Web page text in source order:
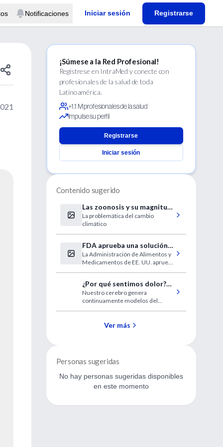
Notificaciones Iniciar sesión Registrarse
¡Súmese a la Red Profesional!
Regístrese en IntraMed y conecte con
profesionales de la salud de toda
Latinoamérica.
+1.1 M profesionales de la salud
Impulse su perfil
Registrarse
Iniciar sesión
Contenido sugerido
Las zoonosis y su magnitud
epidemiológica
La problemática del cambio
climático
FDA aprueba una solución
oftálmica para la presbicia
La Administración de Alimentos y
Medicamentos de EE. UU. aprueba
primera y única gota para los ojos
para tratar la presbicia (visión
cercana borrosa relacionada con la
edad)
¿Por qué sentimos dolor?
(audiovisual II)
Nuestro cerebro genera
continuamente modelos del
está sucediendo en cada
Ver más
Personas sugeridas
No hay personas sugeridas disponibles
en este momento